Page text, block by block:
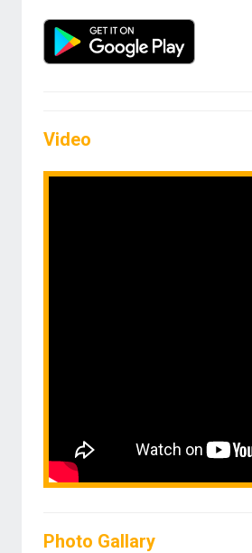
Video
Photo Gallary